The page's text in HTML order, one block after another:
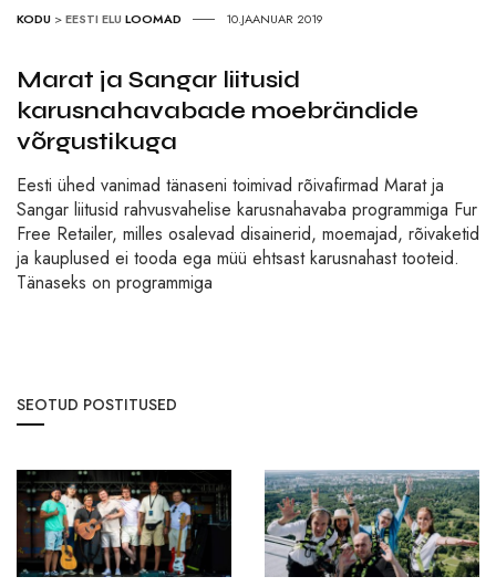
KODU >EESTI ELU LOOMAD 10.JAANUAR 2019
Marat ja Sangar liitusid
karusnahavabade moebrändide
võrgustikuga
Eesti ühed vanimad tänaseni toimivad rõivafirmad Marat ja
Sangar liitusid rahvusvahelise karusnahavaba programmiga Fur
Free Retailer, milles osalevad disainerid, moemajad, rõivaketid
ja kauplused ei tooda ega müü ehtsast karusnahast tooteid.
Tänaseks on programmiga
SEOTUD POSTITUSED